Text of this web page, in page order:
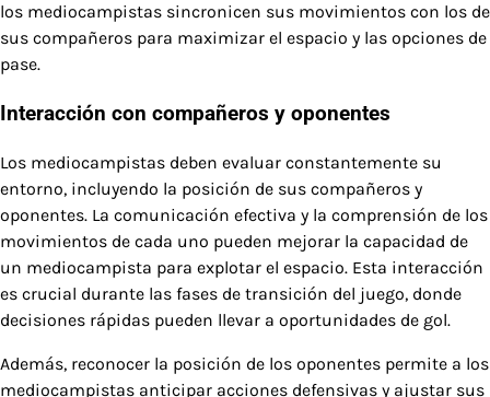
los mediocampistas sincronicen sus movimientos con los de
sus compañeros para maximizar el espacio y las opciones de
pase.
Interacción con compañeros y oponentes
Los mediocampistas deben evaluar constantemente su
entorno, incluyendo la posición de sus compañeros y
oponentes. La comunicación efectiva y la comprensión de los
movimientos de cada uno pueden mejorar la capacidad de
un mediocampista para explotar el espacio. Esta interacción
es crucial durante las fases de transición del juego, donde
decisiones rápidas pueden llevar a oportunidades de gol.
Además, reconocer la posición de los oponentes permite a los
mediocampistas anticipar acciones defensivas y ajustar sus